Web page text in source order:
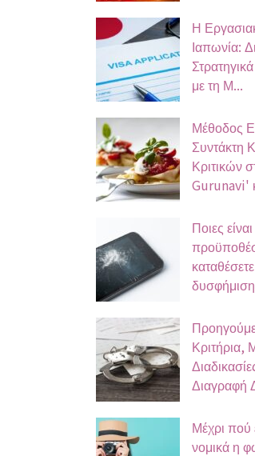
Η
Ιαπωνία:
με τη Μ...
Μέθοδος
Συντάκτη
Κριτικών
Gurunavi'
Ποιες είναι
Κριτήρια,
Διαγραφή
Μέχρι πού
νομικά η